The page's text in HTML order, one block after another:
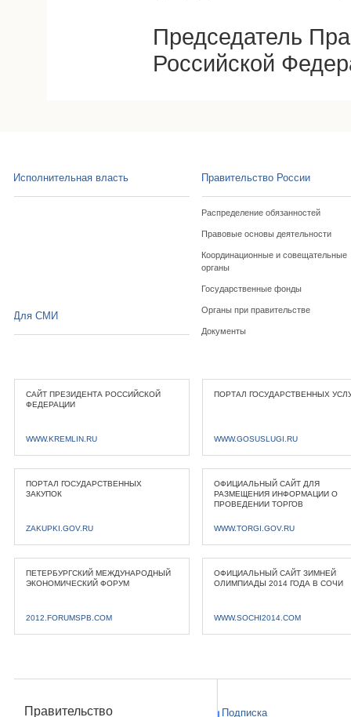
Председатель
Российской
Исполнительная власть Правительство России
Распределение обязанностей
Правовые основы деятельности
Координационные и совещательные
органы
Государственные фонды
Органы при правительстве
Документы
Для СМИ
САЙТ ПРЕЗИДЕНТА РОССИЙСКОЙ
ФЕДЕРАЦИИ
WWW.KREMLIN.RU
ПОРТАЛ ГОСУДАРСТВЕННЫХ
WWW.GOSUSLUGI.RU
ПОРТАЛ ГОСУДАРСТВЕННЫХ
ЗАКУПОК
ZAKUPKI.GOV.RU
ОФИЦИАЛЬНЫЙ САЙТ ДЛЯ
РАЗМЕЩЕНИЯ ИНФОРМАЦИИ О
ПРОВЕДЕНИИ ТОРГОВ
WWW.TORGI.GOV.RU
ПЕТЕРБУРГСКИЙ МЕЖДУНАРОДНЫЙ
ЭКОНОМИЧЕСКИЙ ФОРУМ
2012.FORUMSPB.COM
ОФИЦИАЛЬНЫЙ САЙТ ЗИМНЕЙ
ОЛИМПИАДЫ 2014 ГОДА В СОЧИ
WWW.SOCHI2014.COM
Правительство Подписка